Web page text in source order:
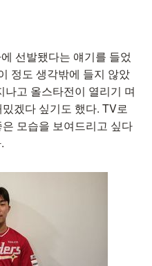
선발됐다는 얘기를 들었
정도 생각밖에 들지 않았
고 올스타전이 열리기 며
겠다 싶기도 했다. TV로
모습을 보여드리고 싶다